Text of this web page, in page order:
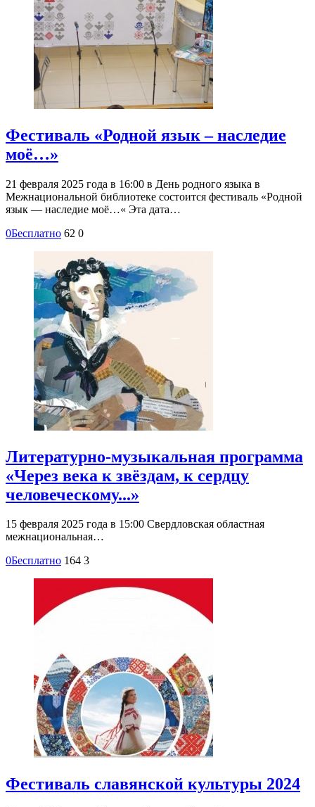
Фестиваль «Родной язык – наследие
моё…»
21 февраля 2025 года в 16:00 в День родного языка в
Межнациональной библиотеке состоится фестиваль «Родной
язык — наследие моё…« Эта дата…
0Бесплатно 62 0
Литературно-музыкальная программа
«Через века к звёздам, к сердцу
человеческому...»
15 февраля 2025 года в 15:00 Свердловская областная
межнациональная…
0Бесплатно 164 3
Фестиваль славянской культуры 2024